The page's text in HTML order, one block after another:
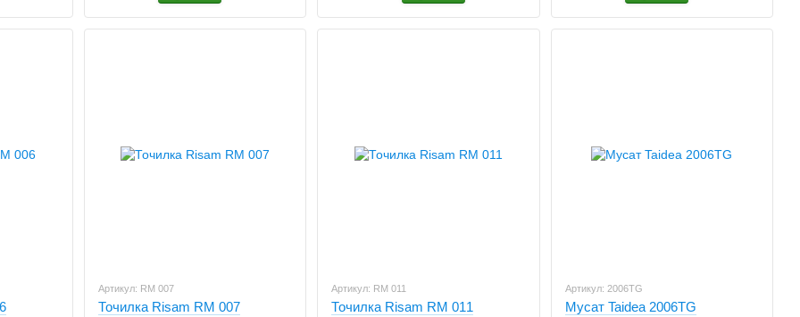
Артикул: RM 007
Точилка Risam RM 007
Артикул: RM 011
Точилка Risam RM 011
Артикул: 2006TG
Мусат Taidea 2006TG